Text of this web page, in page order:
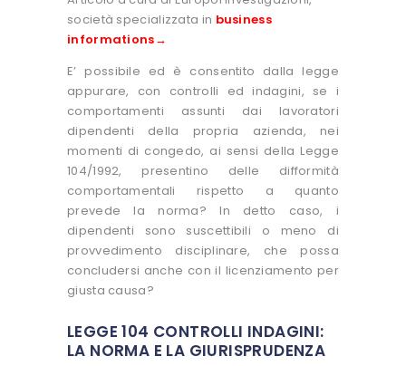
società specializzata in business
informations→
E’ possibile ed è consentito dalla legge
appurare, con controlli ed indagini, se i
comportamenti assunti dai lavoratori
dipendenti della propria azienda, nei
momenti di congedo, ai sensi della Legge
104/1992, presentino delle difformità
comportamentali rispetto a quanto
prevede la norma? In detto caso, i
dipendenti sono suscettibili o meno di
provvedimento disciplinare, che possa
concludersi anche con il licenziamento per
giusta causa?
LEGGE 104 CONTROLLI INDAGINI:
LA NORMA E LA GIURISPRUDENZA